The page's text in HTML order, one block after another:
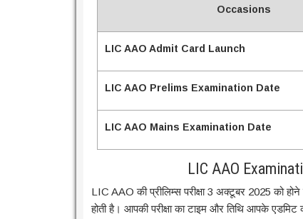
Occasions
LIC AAO Admit Card Launch
LIC AAO Prelims Examination Date
LIC AAO Mains Examination Date
LIC AAO
LIC AAO की प्रीलिम्स परीक्षा 3 अक्टूबर 2025 को
होती है। आपकी परीक्षा का टाइम और तिथि आपके